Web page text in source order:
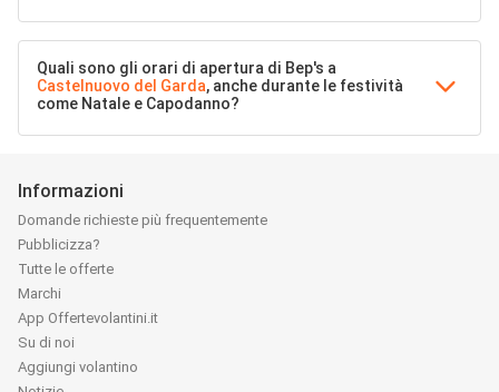
Quali sono gli orari di apertura di Bep's a
Castelnuovo del Garda, anche durante le festività
come Natale e Capodanno?
Informazioni
Domande richieste più frequentemente
Pubblicizza?
Tutte le offerte
Marchi
App Offertevolantini.it
Su di noi
Aggiungi volantino